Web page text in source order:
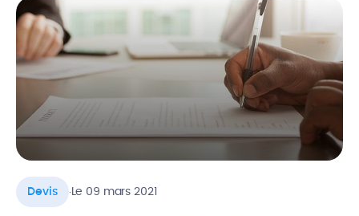
nécessaires et s’imposent donc à l’artisan. Pour se protéger
et assurer […]
Devis .Le 09 mars 2021